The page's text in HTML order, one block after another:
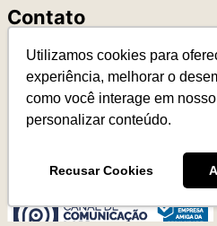
Utilizamos cookies para
experiência, melhorar o
como você interage em
personalizar conteúdo.
Recusar Cookies
Contato
+55 (11) 93327-4818
contato@leadereduca.com.br
Rua Paes Leme, 215 – Ed. Thera